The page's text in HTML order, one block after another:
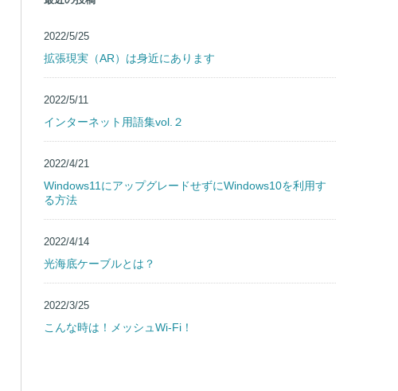
2022/5/25
拡張現実（AR）は身近にあります
2022/5/11
インターネット用語集vol.２
2022/4/21
Windows11にアップグレードせずにWindows10を利用す
る方法
2022/4/14
光海底ケーブルとは？
2022/3/25